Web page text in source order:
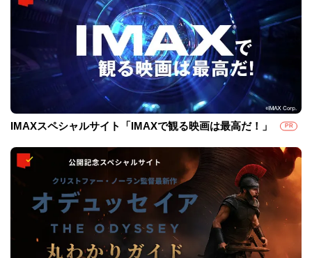
IMAXスペシャルサイト「IMAXで観る映画は最高だ！」 PR